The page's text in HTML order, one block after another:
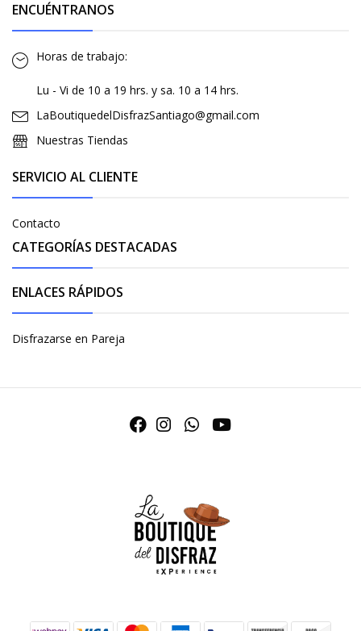
ENCUÉNTRANOS
Horas de trabajo:
Lu - Vi de 10 a 19 hrs. y sa. 10 a 14 hrs.
LaBoutiquedelDisfrazSantiago@gmail.com
Nuestras Tiendas
SERVICIO AL CLIENTE
Contacto
CATEGORÍAS DESTACADAS
ENLACES RÁPIDOS
Disfrazarse en Pareja